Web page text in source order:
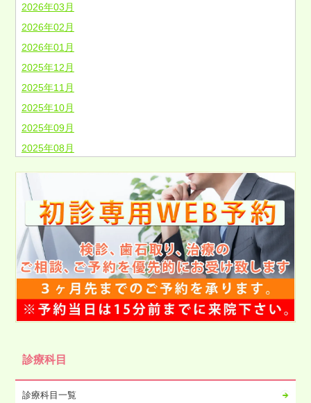
2026年03月
2026年02月
2026年01月
2025年12月
2025年11月
2025年10月
2025年09月
2025年08月
2025年06月
2025年05月
2025年04月
2025年03月
2025年02月
2025年01月
2024年12月
2024年08月
診療科目
診療科目一覧